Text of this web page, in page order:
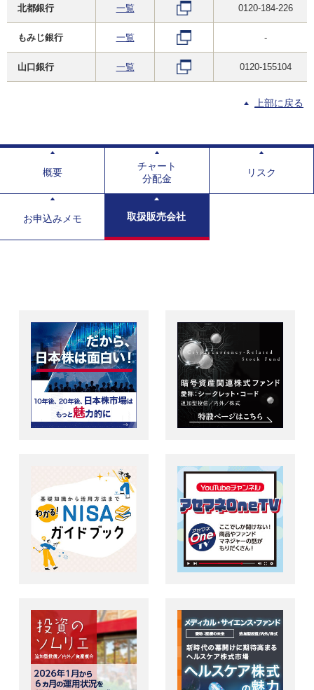
北都銀行 一覧 0120-184-226
もみじ銀行 一覧 -
山口銀行 一覧 0120-155104
上部に戻る
概要
チャート
分配金
リスク
お申込みメモ 取扱販売会社